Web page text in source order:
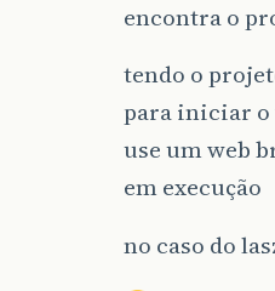
encontra o
tendo o
para iniciar o
use um web
em execução
no caso do